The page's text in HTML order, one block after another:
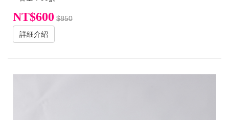
NT$600 $850
詳細介紹